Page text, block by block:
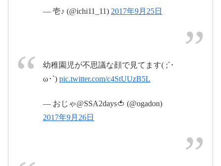
pic.twitter.com/8qS961Ac9b
https://t.co/v7XiHSm781
#BABYMETAL
#巨大キツネ祭り
— 壱♪ (@ichi11_11) 2017年9月25日
幼稚園児が不思議な顔で見てます( ;´･
ω･`) pic.twitter.com/c4StUUzB5L
— おじゃ@SSA2days🍅 (@ogadon)
2017年9月26日